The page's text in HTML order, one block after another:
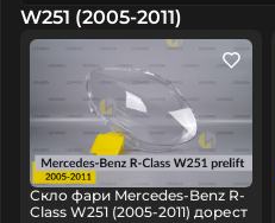
W251 (2005-2011)
Скло фари Mercedes-Benz R-
Class W251 (2005-2011) дорест